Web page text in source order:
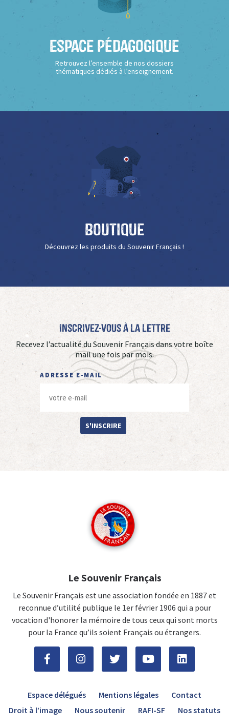
Espace Pédagogique
Retrouvez l’ensemble de nos dossiers
thématiques dédiés à l’enseignement.
Boutique
Découvrez les produits du Souvenir Français !
Inscrivez-vous à La Lettre
Recevez l’actualité du Souvenir Français dans votre boîte
mail une fois par mois.
ADRESSE E-MAIL
S'INSCRIRE
Le Souvenir Français
Le Souvenir Français est une association fondée en 1887 et
reconnue d’utilité publique le 1er février 1906 qui a pour
vocation d'honorer la mémoire de tous ceux qui sont morts
pour la France qu’ils soient Français ou étrangers.
Espace délégués Mentions légales
Contact
Droit à l’image
Nous soutenir RAFI-SF Nos statuts